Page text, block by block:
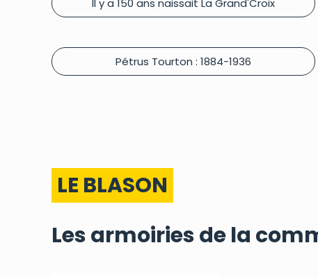
Il y a 150 ans naissait La Grand'Croix
Pétrus Tourton : 1884-1936
LE BLASON
Les armoiries de la